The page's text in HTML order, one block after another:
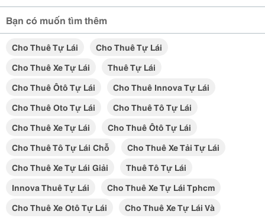
Bạn có muốn tìm thêm
Cho Thuê Tự Lái
Cho Thuê Tự Lái
Cho Thuê Xe Tự Lái
Thuê Tự Lái
Cho Thuê Ôtô Tự Lái
Cho Thuê Innova Tự Lái
Cho Thuê Oto Tự Lái
Cho Thuê Tô Tự Lái
Cho Thuê Xe Tự Lái
Cho Thuê Ôtô Tự Lái
Cho Thuê Tô Tự Lái Chỗ
Cho Thuê Xe Tải Tự Lái
Cho Thuê Xe Tự Lái Giải
Thuê Tô Tự Lái
Innova Thuê Tự Lái
Cho Thuê Xe Tự Lái Tphcm
Cho Thuê Xe Otô Tự Lái
Cho Thuê Xe Tự Lái Và